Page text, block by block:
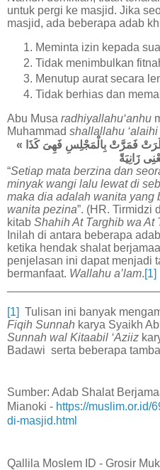
untuk pergi ke masjid. Jika
masjid, ada beberapa adab
Meminta izin kepada
Tidak menimbulkan
Menutup aurat secara
Tidak berhias dan
Abu Musa radhiyallahu‘anhu
Muhammad shallallahu
«
فَمَرَّتْ بِالْمَجْلِسِ فَهِىَ كَذَا
زَانِيَةً
“Setiap mata berzina dan
minyak wangi lalu lewat di
maka dia adalah wanita yang
wanita pezina”. (HR. Tirmidzi
kitab Shahih At Targhib wa At
Inilah di antara beberapa
ketika hendak shalat
penjelasan ini dapat menjadi
bermanfaat. Wallahu a’lam.[1]
[1] Tulisan ini banyak
Fiqih Sunnah karya Syaikh
Sunnah wal Kitaabil ‘Aziiz
Badawi serta beberapa
Sumber: Adab Shalat
Mianoki - https://muslim.or.id/
di-masjid.html
Qallila Moslem ID - Grosir